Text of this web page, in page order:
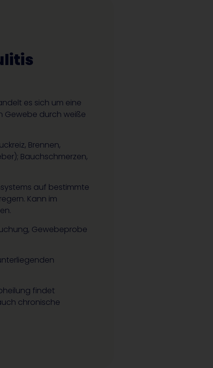
es sich um eine
Gewebe durch weiße
Brennen,
Bauchschmerzen,
auf bestimmte
Kann im
Gewebeprobe
findet
chronische